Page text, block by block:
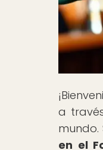
a
en el